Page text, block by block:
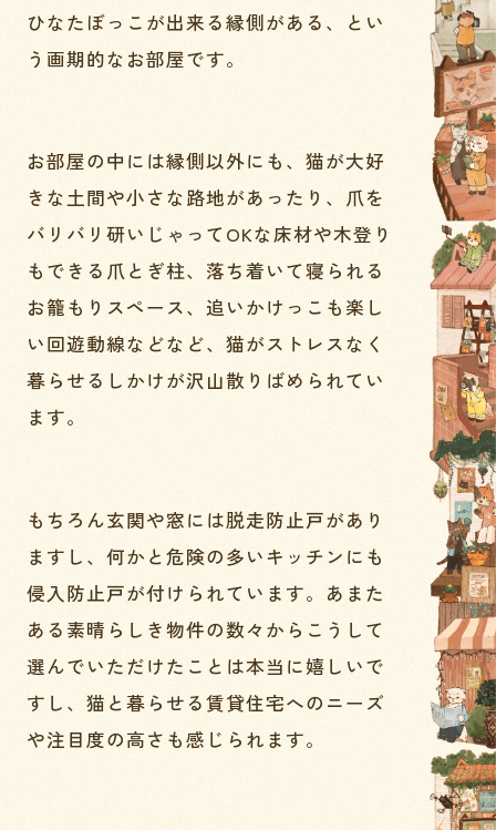
ひなたぼっこが出来る縁側がある、とい
う画期的なお部屋です。
お部屋の中には縁側以外にも、猫が大好
きな土間や小さな路地があったり、爪を
バリバリ研いじゃってOKな床材や木登り
もできる爪とぎ柱、落ち着いて寝られる
お籠もりスペース、追いかけっこも楽し
い回遊動線などなど、猫がストレスなく
暮らせるしかけが沢山散りばめられてい
ます。
もちろん玄関や窓には脱走防止戸があり
ますし、何かと危険の多いキッチンにも
侵入防止戸が付けられています。あまた
ある素晴らしき物件の数々からこうして
選んでいただけたことは本当に嬉しいで
すし、猫と暮らせる賃貸住宅へのニーズ
や注目度の高さも感じられます。